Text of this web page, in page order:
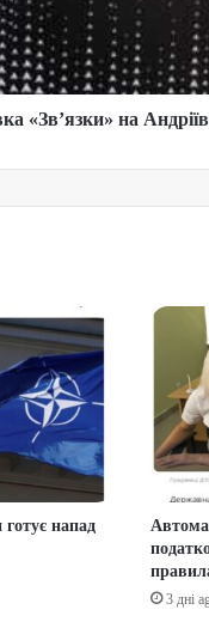
«Зв’язки» на
готує напад
3 дні